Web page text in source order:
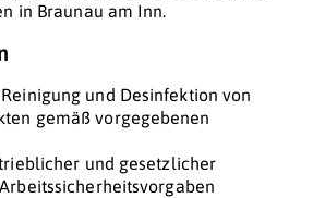
in Braunau am Inn.
und Desinfektion von
gemäß vorgegebenen
und gesetzlicher